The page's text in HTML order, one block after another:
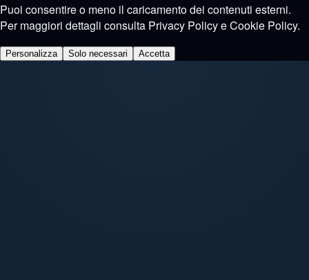
Puoi consentire o meno il caricamento dei contenuti esterni.
Per maggiori dettagli consulta Privacy PolicyeCookie Policy.
Personalizza Solo necessari Accetta